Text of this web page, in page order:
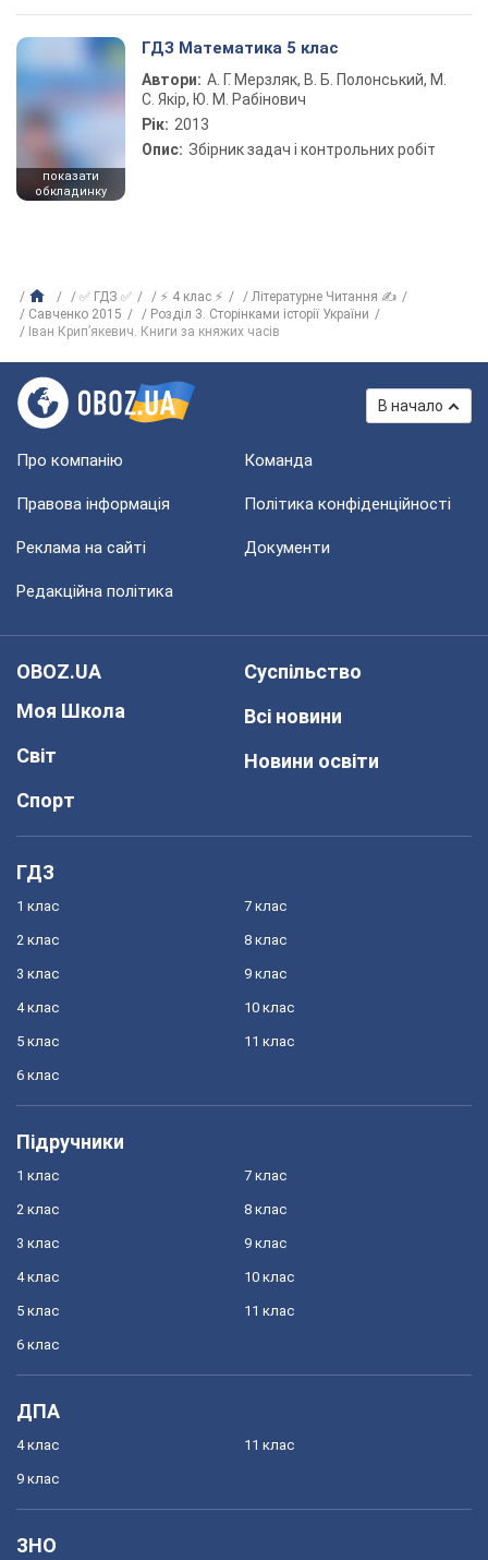
показати
обкладинку
ГДЗ Математика 5 клас
Автори: А. Г. Мерзляк, В. Б. Полонський, М.
С. Якір, Ю. М. Рабінович
Рік: 2013
Опис: Збірник задач і контрольних робіт
✅ ГДЗ ✅ ⚡ 4 клас ⚡
Літературне Читання ✍
Савченко 2015
Розділ 3. Сторінками історії України
Іван Крип’якевич. Книги за княжих часів
В начало
Про компанію Команда
Правова інформація Політика конфіденційності
Реклама на сайті Документи
Редакційна політика
OBOZ.UA
Моя Школа
Світ
Спорт
Суспільство
Всі новини
Новини освіти
ГДЗ
1 клас
2 клас
3 клас
4 клас
5 клас
6 клас
7 клас
8 клас
9 клас
10 клас
11 клас
Підручники
1 клас
2 клас
3 клас
4 клас
5 клас
6 клас
7 клас
8 клас
9 клас
10 клас
11 клас
ДПА
4 клас
9 клас
11 клас
ЗНО